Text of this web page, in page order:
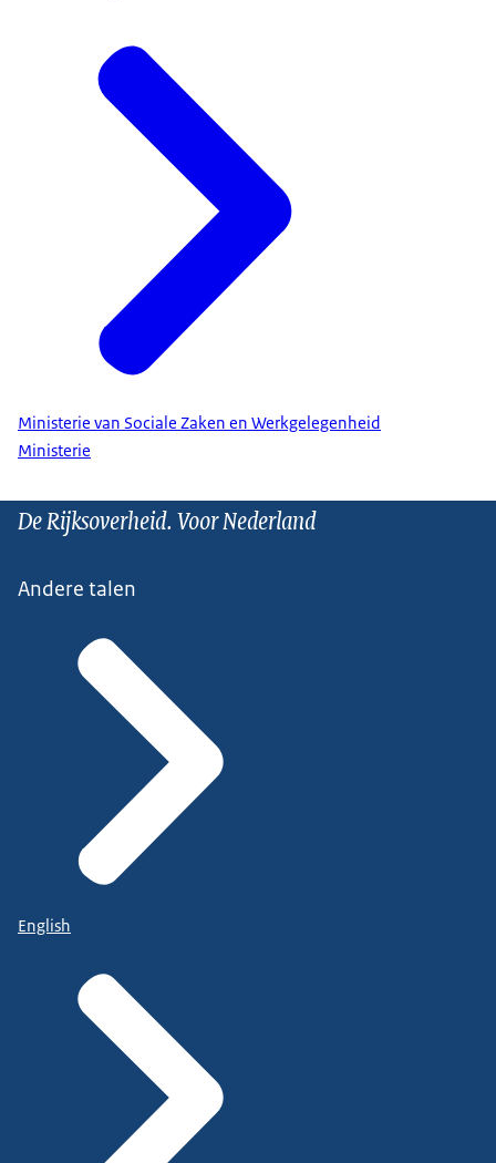
Ministerie van Sociale Zaken en Werkgelegenheid
Ministerie
De Rijksoverheid. Voor Nederland
Andere talen
English